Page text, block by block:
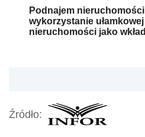
Podnajem nieruchomości
wykorzystanie
nieruchomości jako
Źródło: